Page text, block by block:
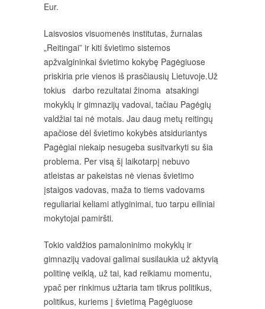
Eur.
Laisvosios visuomenės institutas, žurnalas
„Reitingai” ir kiti švietimo sistemos
apžvalgininkai švietimo kokybę Pagėgiuose
priskiria prie vienos iš prasčiausių Lietuvoje.Už
tokius darbo rezultatai žinoma atsakingi
mokyklų ir gimnazijų vadovai, tačiau Pagėgių
valdžiai tai nė motais. Jau daug metų reitingų
apačiose dėl švietimo kokybės atsiduriantys
Pagėgiai niekaip nesugeba susitvarkyti su šia
problema. Per visą šį laikotarpį nebuvo
atleistas ar pakeistas nė vienas švietimo
įstaigos vadovas, maža to tiems vadovams
reguliariai keliami atlyginimai, tuo tarpu eiliniai
mokytojai pamiršti.
Tokio valdžios pamaloninimo mokyklų ir
gimnazijų vadovai galimai susilaukia už aktyvią
politinę veiklą, už tai, kad reikiamu momentu,
ypač per rinkimus užtaria tam tikrus politikus,
politikus, kuriems į švietimą Pagėgiuose